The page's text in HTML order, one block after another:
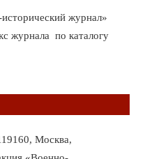
журнал»
журнала по каталогу
Москва,